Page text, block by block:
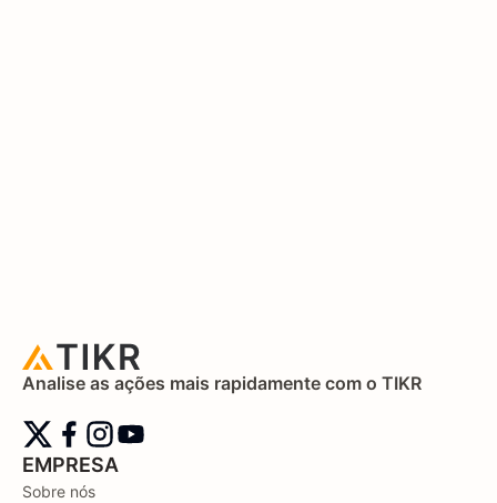
Analise as ações mais rapidamente com o TIKR
EMPRESA
Sobre nós